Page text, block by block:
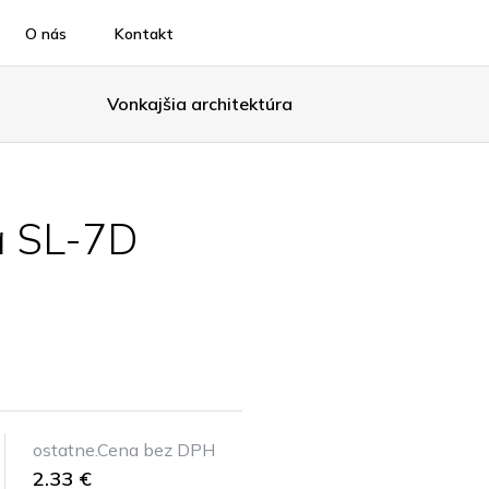
O nás Kontakt
Vonkajšia architektúra
SL-7D
ostatne.Cena bez DPH
2.33 €